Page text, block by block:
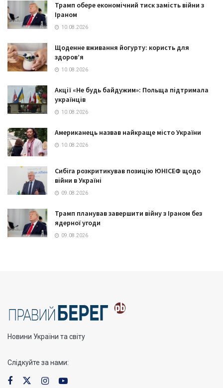
Трамп обере економічний тиск замість війни з
Іраном
10.08.2026
Щоденне вживання йогурту: користь для
здоров’я
10.08.2026
Акції «Не будь байдужим»: Польща підтримала
українців
10.08.2026
Американець назвав найкраще місто України
10.08.2026
Сибіга розкритикував позицію ЮНІСЕФ щодо
війни в Україні
09.08.2026
Трамп планував завершити війну з Іраном без
ядерної угоди
09.08.2026
Новини України та світу
Слідкуйте за нами: